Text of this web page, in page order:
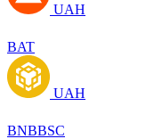
UAH
BAT
UAH
BNBBSC